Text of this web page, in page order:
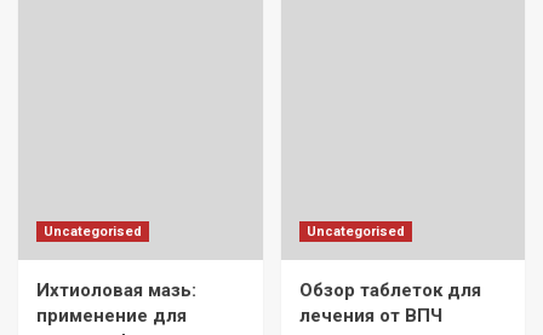
Uncategorised
Ихтиоловая мазь:
применение для
Uncategorised
Обзор таблеток для
лечения от ВПЧ